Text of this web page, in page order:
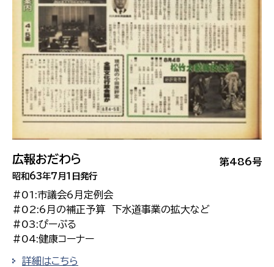
第486号
広報おだわら
昭和63年7月1日発行
#01:市議会6月定例会
#02:6月の補正予算 下水道事業の拡大など
#03:ぴーぷる
#04:健康コーナー
詳細はこちら